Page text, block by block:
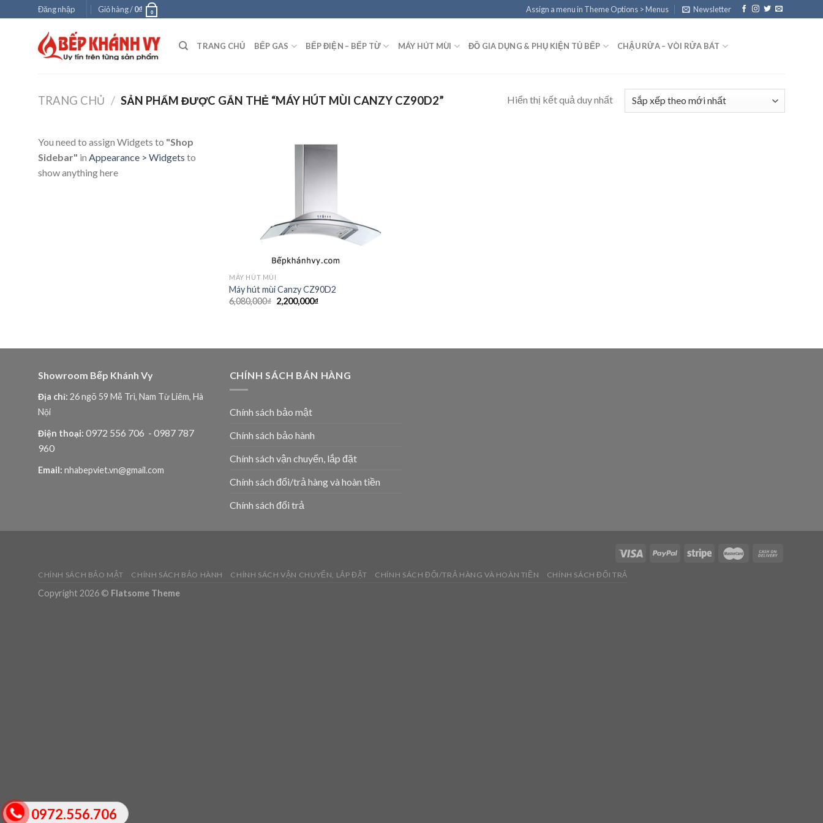
to
Đăng nhập Giỏ hàng /0₫ 0 Assign a menu in Theme Options > Menus Newsletter
TRANG CHỦ BẾP GAS BẾP ĐIỆN – BẾP TỪ MÁY HÚT MÙI ĐỒ GIA DỤNG & PHỤ KIỆN TỦ BẾP CHẬU RỬA – VÒI RỬA BÁT
TRANG CHỦ / SẢN PHẨM ĐƯỢC GẮN THẺ “MÁY HÚT MÙI CANZY CZ90D2” Hiển thị kết quả duy nhất
You need to assign Widgets to "Shop
Sidebar" in Appearance > Widgets to
show anything here
MÁY HÚT MÙI
Máy hút mùi Canzy CZ90D2
6,080,000₫ Giá
gốc
2,200,000₫Giá
Showroom Bếp Khánh Vy
Địa chỉ: 26 ngõ 59 Mễ Trì, Nam Từ Liêm, Hà
Nội
Điện thoại: 0972 556 706 - 0987 787
960
Email: nhabepviet.vn@gmail.com
CHÍNH SÁCH BÁN HÀNG
Chính sách bảo mật
Chính sách bảo hành
Chính sách vận chuyển, lắp đặt
Chính sách đổi/trả hàng và hoàn tiền
Chính sách đổi trả
CHÍNH SÁCH BẢO MẬT CHÍNH SÁCH BẢO HÀNH CHÍNH SÁCH VẬN CHUYỂN, LẮP ĐẶT CHÍNH SÁCH ĐỔI/TRẢ HÀNG VÀ HOÀN TIỀN CHÍNH SÁCH ĐỔI TRẢ
Copyright 2026 © Flatsome Theme
0972.556.706